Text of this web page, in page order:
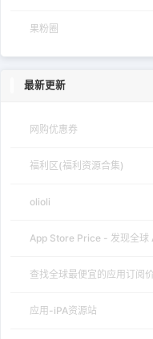
果粉圈
最新更新
网购优惠券
福利区(福利资源合集)
olioli
App Store Price - 发现全球
查找全球最便宜的应用订阅
应用-iPA资源站